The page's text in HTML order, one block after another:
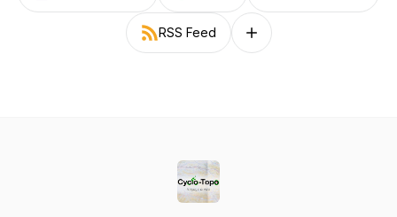
RSS Feed Follow on other platforms